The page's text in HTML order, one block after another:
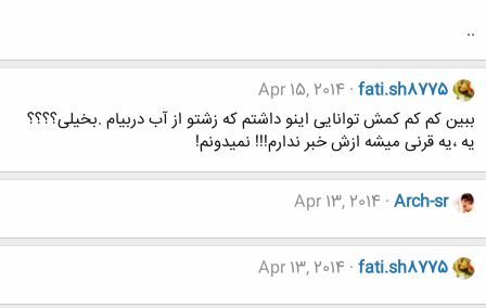
..
fati.sh8775
Apr 15, 2014
ببین کم کم کمش توانایی اینو داشتم که زشتو از آب دربیام .بخیلی؟؟؟؟
یه ،یه قرنی میشه ازش خبر ندارم!!! نمیدونم!
Arch-sr
Apr 13, 2014
fati.sh8775
Apr 13, 2014